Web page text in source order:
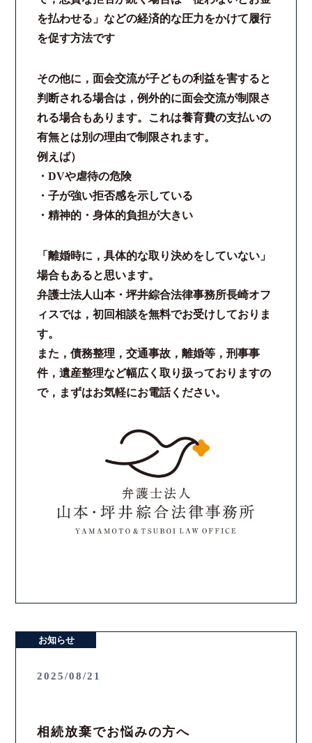
を払わせる」などの経済的な圧力をかけて履行
を促す方法です
その他に，面会交流が子どもの利益を害すると
判断される場合は，例外的に面会交流が制限さ
れる場合もあります。これは養育費の支払いの
有無とは別の理由で制限されます。
例えば）
・DVや虐待の危険
・子が強い拒否感を示している
・精神的・身体的負担が大きい
「離婚時に，具体的な取り決めをしていない」
場合もあると思います。
弁護士法人山本・坪井綜合法律事務所長崎オフ
ィスでは，初回相談を無料でお受けしておりま
す。
また，債務整理，交通事故，離婚等，刑事事
件，遺産整理など幅広く取り扱っておりますの
で，まずはお気軽にお電話ください。
お知らせ
2025/08/21
相続放棄でお悩みの方へ